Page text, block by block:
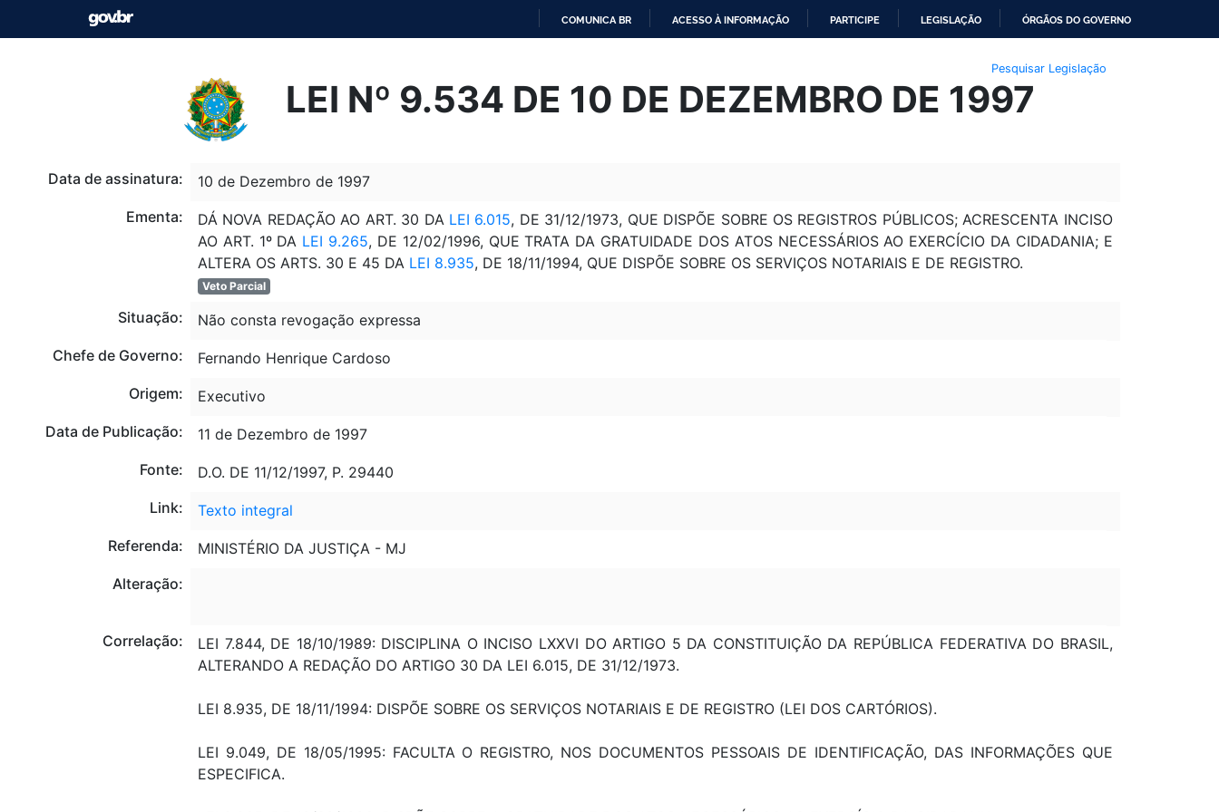
O
CONTEÚDO
COMUNICA BR ACESSO À INFORMAÇÃO PARTICIPE LEGISLAÇÃO ÓRGÃOS DO GOVERNO
Pesquisar Legislação
LEI Nº 9.534 DE 10 DE DEZEMBRO DE 1997
Data de assinatura:
10 de Dezembro de 1997
Ementa:
DÁ NOVA REDAÇÃO AO ART. 30 DA LEI 6.015, DE 31/12/1973, QUE DISPÕE SOBRE OS REGISTROS PÚBLICOS; ACRESCENTA INCISO
AO ART. 1º DA LEI 9.265, DE 12/02/1996, QUE TRATA DA GRATUIDADE DOS ATOS NECESSÁRIOS AO EXERCÍCIO DA CIDADANIA; E
ALTERA OS ARTS. 30 E 45 DA LEI 8.935, DE 18/11/1994, QUE DISPÕE SOBRE OS SERVIÇOS NOTARIAIS E DE REGISTRO.
Veto Parcial
Situação:
Não consta revogação expressa
Chefe de Governo:
Fernando Henrique Cardoso
Origem:
Executivo
Data de Publicação:
11 de Dezembro de 1997
Fonte:
D.O. DE 11/12/1997, P. 29440
Link:
Texto integral
Referenda:
MINISTÉRIO DA JUSTIÇA - MJ
Alteração:
Correlação:
LEI 7.844, DE 18/10/1989: DISCIPLINA O INCISO LXXVI DO ARTIGO 5 DA CONSTITUIÇÃO DA REPÚBLICA FEDERATIVA DO BRASIL,
ALTERANDO A REDAÇÃO DO ARTIGO 30 DA LEI 6.015, DE 31/12/1973.
LEI 8.935, DE 18/11/1994: DISPÕE SOBRE OS SERVIÇOS NOTARIAIS E DE REGISTRO (LEI DOS CARTÓRIOS).
LEI 9.049, DE 18/05/1995: FACULTA O REGISTRO, NOS DOCUMENTOS PESSOAIS DE IDENTIFICAÇÃO, DAS INFORMAÇÕES QUE
ESPECIFICA.